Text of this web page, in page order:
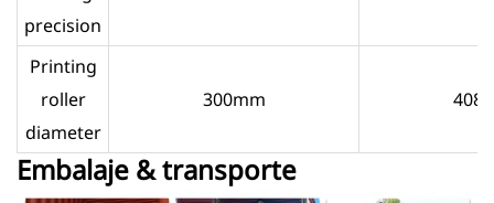
precision
Printing
roller
diameter
300mm
Embalaje & transporte